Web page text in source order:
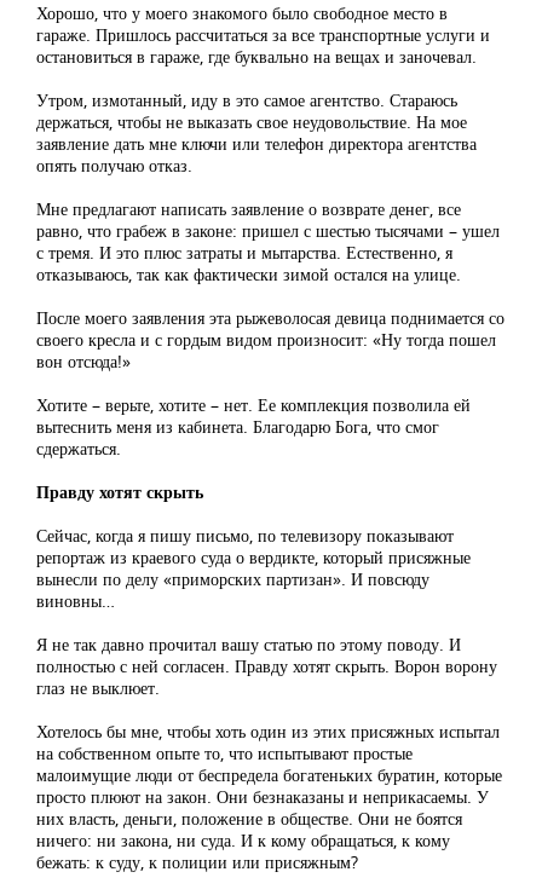
Хорошо, что у моего знакомого было свободное место в
гараже. Пришлось рассчитаться за все транспортные услуги и
остановиться в гараже, где буквально на вещах и заночевал.
Утром, измотанный, иду в это самое агентство. Стараюсь
держаться, чтобы не выказать свое неудовольствие. На мое
заявление дать мне ключи или телефон директора агентства
опять получаю отказ.
Мне предлагают написать заявление о возврате денег, все
равно, что грабеж в законе: пришел с шестью тысячами – ушел
с тремя. И это плюс затраты и мытарства. Естественно, я
отказываюсь, так как фактически зимой остался на улице.
После моего заявления эта рыжеволосая девица поднимается со
своего кресла и с гордым видом произносит: «Ну тогда пошел
вон отсюда!»
Хотите – верьте, хотите – нет. Ее комплекция позволила ей
вытеснить меня из кабинета. Благодарю Бога, что смог
сдержаться.
Правду хотят скрыть
Сейчас, когда я пишу письмо, по телевизору показывают
репортаж из краевого суда о вердикте, который присяжные
вынесли по делу «приморских партизан». И повсюду
виновны…
Я не так давно прочитал вашу статью по этому поводу. И
полностью с ней согласен. Правду хотят скрыть. Ворон ворону
глаз не выклюет.
Хотелось бы мне, чтобы хоть один из этих присяжных испытал
на собственном опыте то, что испытывают простые
малоимущие люди от беспредела богатеньких буратин, которые
просто плюют на закон. Они безнаказаны и неприкасаемы. У
них власть, деньги, положение в обществе. Они не боятся
ничего: ни закона, ни суда. И к кому обращаться, к кому
бежать: к суду, к полиции или присяжным?